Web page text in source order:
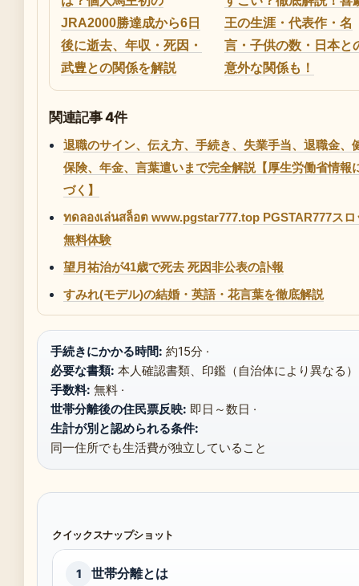
JRA2000勝達成から6日
後に逝去、年収・死因・
武豊との関係を解説
王の生涯・代表作・名
言・子供の数・日本と
意外な関係も！
関連記事 4件
退職のサイン、伝え方、手続き、失業手当、退職金、
保険、年金、言葉遣いまで完全解説【厚生労働省情報
づく】
ทดลองเล่นสล็อต www.pgstar777.top PGSTAR777スロ
無料体験
望月祐治が41歳で死去 死因非公表の訃報
すみれ(モデル)の結婚・英語・花言葉を徹底解説
手続きにかかる時間: 約15分 ·
必要な書類: 本人確認書類、印鑑（自治体により異なる）
手数料: 無料 ·
世帯分離後の住民票反映: 即日～数日 ·
生計が別と認められる条件:
同一住所でも生活費が独立していること
クイックスナップショット
1 世帯分離とは